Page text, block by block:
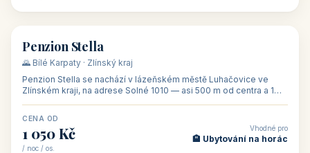
🏡 penzion
Penzion Stella
🌄 Bílé Karpaty · Zlínský kraj
Penzion Stella se nachází v lázeňském městě Luhačovice ve
Zlínském kraji, na adrese Solné 1010 — asi 500 m od centra a 1
CENA OD
1 050 Kč
/ noc / os.
Vhodné pro
🏨 Ubytování na horác